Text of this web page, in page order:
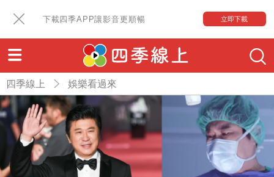
下載四季APP讓影音更順暢 立即下載
四季線上 娛樂看過來